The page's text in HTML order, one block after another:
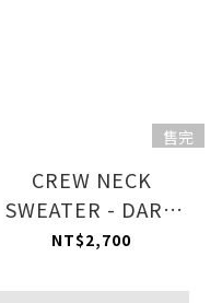
售完
CREW NECK
SWEATER - DARK
GREY
NT$2,700